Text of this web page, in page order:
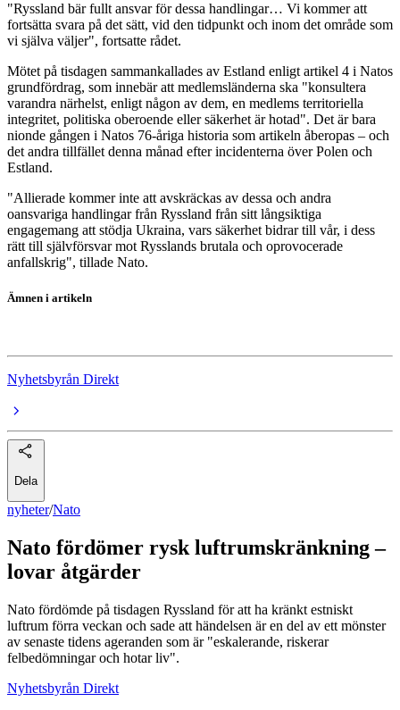
"Ryssland bär fullt ansvar för dessa handlingar… Vi kommer att
fortsätta svara på det sätt, vid den tidpunkt och inom det område som
vi själva väljer", fortsatte rådet.
Mötet på tisdagen sammankallades av Estland enligt artikel 4 i Natos
grundfördrag, som innebär att medlemsländerna ska "konsultera
varandra närhelst, enligt någon av dem, en medlems territoriella
integritet, politiska oberoende eller säkerhet är hotad". Det är bara
nionde gången i Natos 76-åriga historia som artikeln åberopas – och
det andra tillfället denna månad efter incidenterna över Polen och
Estland.
"Allierade kommer inte att avskräckas av dessa och andra
oansvariga handlingar från Ryssland från sitt långsiktiga
engagemang att stödja Ukraina, vars säkerhet bidrar till vår, i dess
rätt till självförsvar mot Rysslands brutala och oprovocerade
anfallskrig", tillade Nato.
Ämnen i artikeln
Nyhetsbyrån Direkt
Dela
nyheter/Nato
Nato fördömer rysk luftrumskränkning –
lovar åtgärder
Nato fördömde på tisdagen Ryssland för att ha kränkt estniskt
luftrum förra veckan och sade att händelsen är en del av ett mönster
av senaste tidens ageranden som är "eskalerande, riskerar
felbedömningar och hotar liv".
Nyhetsbyrån Direkt